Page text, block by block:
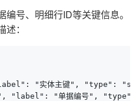
号、明细行ID等关键信息。
：
"实体主键", "type":
"label": "单据编号",